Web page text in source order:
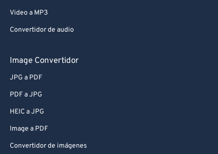
Video a MP3
Convertidor de audio
Image Convertidor
JPG a PDF
PDF a JPG
HEIC a JPG
Image a PDF
Convertidor de imágenes